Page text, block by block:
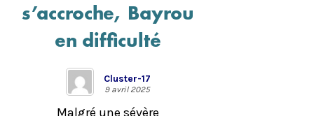
s’accroche, Bayrou
en difficulté
Cluster-17
9 avril 2025
Malgré une sévère